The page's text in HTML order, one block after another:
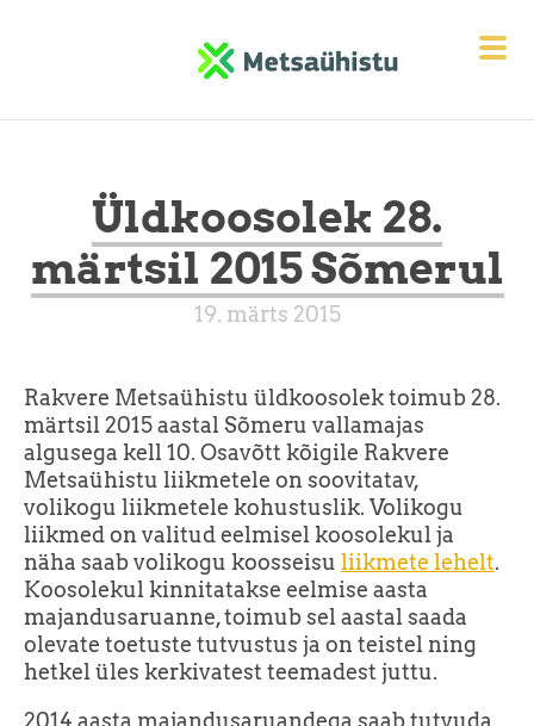
Üldkoosolek 28.
märtsil 2015 Sõmerul
19. märts 2015
Rakvere Metsaühistu üldkoosolek toimub 28.
märtsil 2015 aastal Sõmeru vallamajas
algusega kell 10. Osavõtt kõigile Rakvere
Metsaühistu liikmetele on soovitatav,
volikogu liikmetele kohustuslik. Volikogu
liikmed on valitud eelmisel koosolekul ja
näha saab volikogu koosseisu liikmete lehelt.
Koosolekul kinnitatakse eelmise aasta
majandusaruanne, toimub sel aastal saada
olevate toetuste tutvustus ja on teistel ning
hetkel üles kerkivatest teemadest juttu.
2014 aasta majandusaruandega saab tutvuda